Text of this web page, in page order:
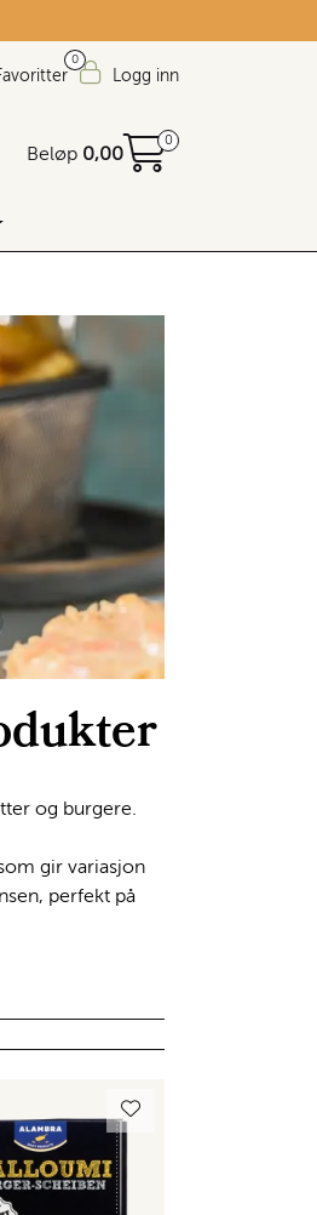
0
Logg inn
Beløp 0,00
0
og burgere.
gir variasjon
perfekt på